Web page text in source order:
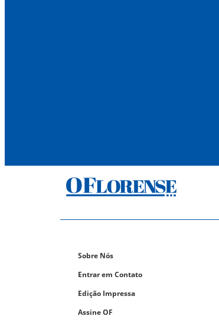
Sobre Nós
Entrar em Contato
Edição Impressa
Assine OF